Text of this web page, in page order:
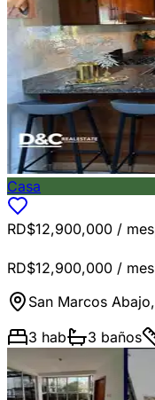
Casa
RD$12,900,000 / mes
RD$12,900,000 / mes
San Marcos Abajo,
3 hab 3 baños